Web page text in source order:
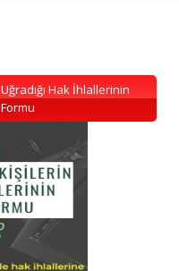
Hak İhlallerinin